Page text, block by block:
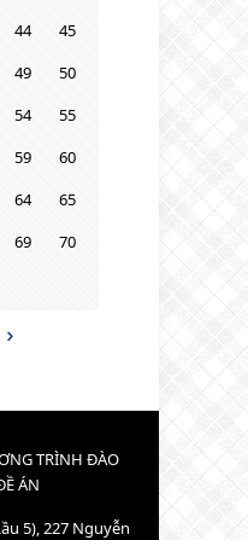
44
45
49
50
54
55
59
60
64
65
69
70
TRÌNH ĐÀO
ÁN
5), 227 Nguyễn